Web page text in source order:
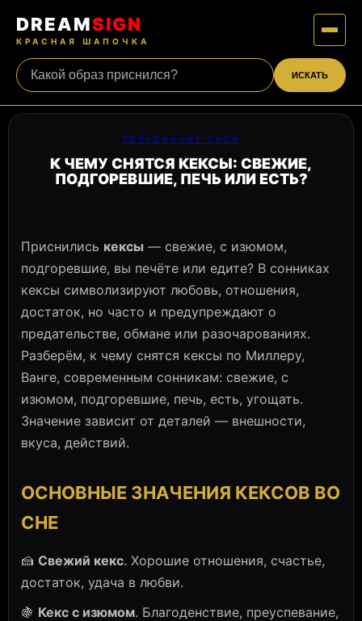
DREAMSIGN
КРАСНАЯ ШАПОЧКА
ИСКАТЬ
ТОЛКОВАНИЕ СНОВ
К ЧЕМУ СНЯТСЯ КЕКСЫ: СВЕЖИЕ,
ПОДГОРЕВШИЕ, ПЕЧЬ ИЛИ ЕСТЬ?
Приснились кексы — свежие, с изюмом,
подгоревшие, вы печёте или едите? В сонниках
кексы символизируют любовь, отношения,
достаток, но часто и предупреждают о
предательстве, обмане или разочарованиях.
Разберём, к чему снятся кексы по Миллеру,
Ванге, современным сонникам: свежие, с
изюмом, подгоревшие, печь, есть, угощать.
Значение зависит от деталей — внешности,
вкуса, действий.
ОСНОВНЫЕ ЗНАЧЕНИЯ КЕКСОВ ВО
СНЕ
🍰 Свежий кекс. Хорошие отношения, счастье,
достаток, удача в любви.
🍇 Кекс с изюмом. Благоденствие, преуспевание,